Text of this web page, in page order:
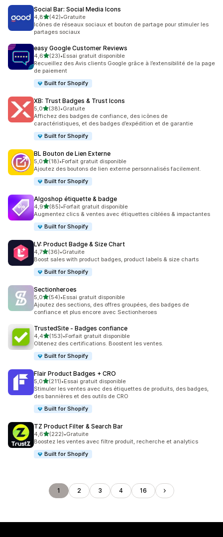
Social Bar: Social Media Icons
4,8étoile(s) sur 5
(42)
42 avis au total
•Gratuite
Icônes de réseaux sociaux et bouton de partage pour stimuler les
partages sociaux
easy Google Customer Reviews
4,6étoile(s) sur 5
(23)
23 avis au total
•Essai gratuit disponible
Recueillez des Avis clients Google grâce à l’extensibilité de la page
de paiement
Built for Shopify
XB: Trust Badges & Trust Icons
5,0étoile(s) sur 5
(38)
38 avis au total
•Gratuite
Affichez des badges de confiance, des icônes de
caractéristiques, et des badges d’expédition et de garantie
Built for Shopify
BL Bouton de Lien Externe
5,0étoile(s) sur 5
(18)
18 avis au total
•Forfait gratuit disponible
Ajoutez des boutons de lien externe personnalisés facilement.
Built for Shopify
Algoshop étiquette & badge
4,9étoile(s) sur 5
(85)
85 avis au total
•Forfait gratuit disponible
Augmentez clics & ventes avec étiquettes ciblées & impactantes
Built for Shopify
LV: Product Badge & Size Chart
4,7étoile(s) sur 5
(36)
36 avis au total
•Gratuite
Boost sales with product badges, product labels & size charts
Built for Shopify
Sectionheroes
5,0étoile(s) sur 5
(54)
54 avis au total
•Essai gratuit disponible
Ajoutez des sections, des offres groupées, des badges de
confiance et plus encore avec Sectionheroes
TrustedSite ‑ Badges confiance
4,4étoile(s) sur 5
(153)
153 avis au total
•Forfait gratuit disponible
Obtenez des certifications. Boostent les ventes.
Built for Shopify
Flair Product Badges + CRO
5,0étoile(s) sur 5
(211)
211 avis au total
•Essai gratuit disponible
Stimuler les ventes avec des étiquettes de produits, des badges,
des bannières et des outils de CRO
Built for Shopify
TZ Product Filter & Search Bar
4,6étoile(s) sur 5
(222)
222 avis au total
•Gratuite
Boostez les ventes avec filtre produit, recherche et analytics
Built for Shopify
1 2 3 4 16